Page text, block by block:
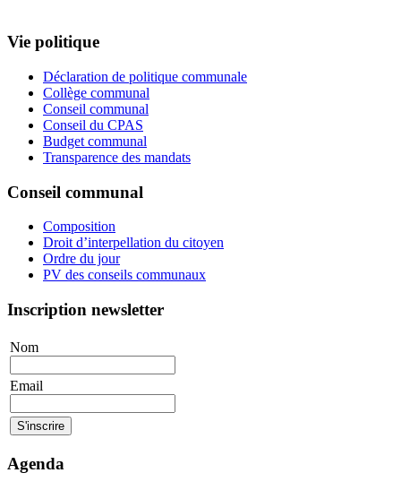
Vie politique
Déclaration de politique communale
Collège communal
Conseil communal
Conseil du CPAS
Budget communal
Transparence des mandats
Conseil communal
Composition
Droit d’interpellation du citoyen
Ordre du jour
PV des conseils communaux
Inscription newsletter
Nom
Email
Agenda